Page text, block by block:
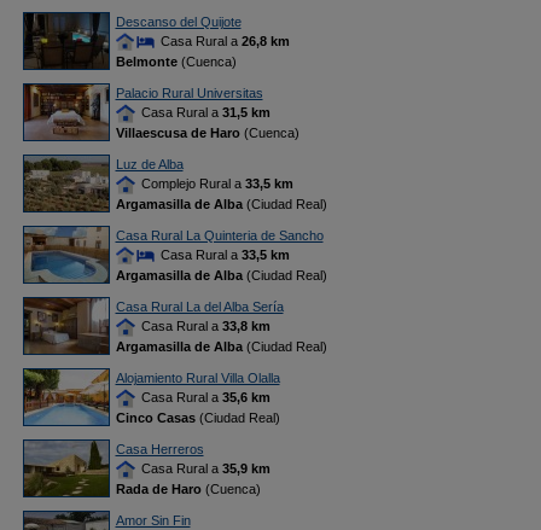
Descanso del Quijote
Casa Rural a 26,8 km
Belmonte(Cuenca)
Palacio Rural Universitas
Casa Rural a 31,5 km
Villaescusa de Haro(Cuenca)
Luz de Alba
Complejo Rural a 33,5 km
Argamasilla de Alba(Ciudad Real)
Casa Rural La Quinteria de Sancho
Casa Rural a 33,5 km
Argamasilla de Alba(Ciudad Real)
Casa Rural La del Alba Sería
Casa Rural a 33,8 km
Argamasilla de Alba(Ciudad Real)
Alojamiento Rural Villa Olalla
Casa Rural a 35,6 km
Cinco Casas(Ciudad Real)
Casa Herreros
Casa Rural a 35,9 km
Rada de Haro(Cuenca)
Amor Sin Fin